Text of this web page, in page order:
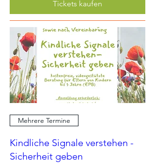
Tickets kaufen
Mehrere Termine
Kindliche Signale verstehen -
Sicherheit geben